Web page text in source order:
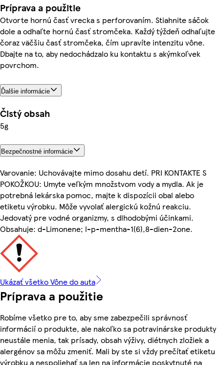
Príprava a použitie
Otvorte hornú časť vrecka s perforovaním. Stiahnite sáčok
dole a odhaľte hornú časť stromčeka. Každý týždeň odhaľujte
čoraz väčšiu časť stromčeka, čím upravíte intenzitu vône.
Dbajte na to, aby nedochádzalo ku kontaktu s akýmkoľvek
povrchom.
Ďalšie informácie
Čistý obsah
5g
Bezpečnostné informácie
Varovanie: Uchovávajte mimo dosahu detí. PRI KONTAKTE S
POKOŽKOU: Umyte veľkým množstvom vody a mydla. Ak je
potrebná lekárska pomoc, majte k dispozícii obal alebo
etiketu výrobku. Môže vyvolať alergickú kožnú reakciu.
Jedovatý pre vodné organizmy, s dlhodobými účinkami.
Obsahuje: d-Limonene; l-p-mentha-1(6),8-dien-2one.
Ukázať všetko Vône do auta
Príprava a použitie
Robíme všetko pre to, aby sme zabezpečili správnosť
informácií o produkte, ale nakoľko sa potravinárske produkty
neustále menia, tak prísady, obsah výživy, diétnych zložiek a
alergénov sa môžu zmeniť. Mali by ste si vždy prečítať etiketu
výrobku a nespoliehať sa len na informácie poskytnuté na